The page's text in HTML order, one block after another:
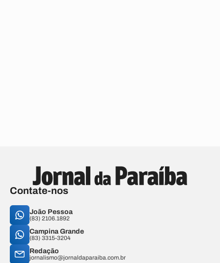
Contate-nos
João Pessoa
(83) 2106.1892
Campina Grande
(83) 3315-3204
Redação
jornalismo@jornaldaparaiba.com.br